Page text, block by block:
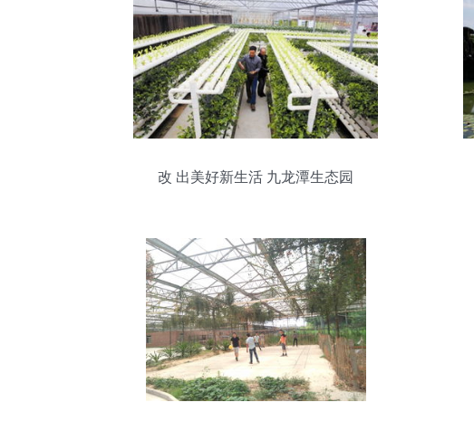
改 出美好新生活 九龙潭生态园